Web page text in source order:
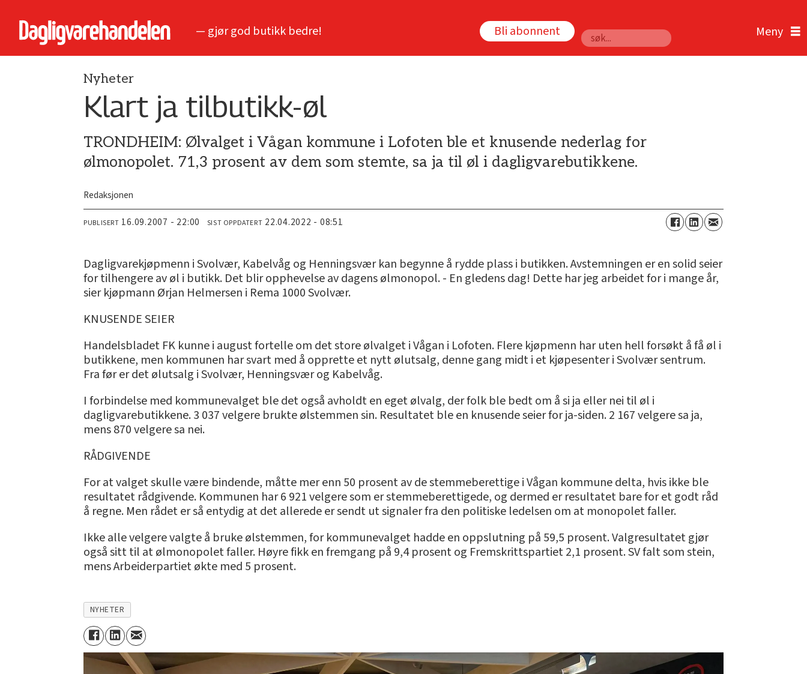
— gjør god butikk bedre! Bli abonnent
Søk
Nyheter
Klart ja tilbutikk-øl
TRONDHEIM: Ølvalget i Vågan kommune i Lofoten ble et knusende nederlag for
ølmonopolet. 71,3 prosent av dem som stemte, sa ja til øl i dagligvarebutikkene.
Redaksjonen
PUBLISERT 16.09.2007 - 22:00 SIST OPPDATERT 22.04.2022 - 08:51
Dagligvarekjøpmenn i Svolvær, Kabelvåg og Henningsvær kan begynne å rydde plass i butikken. Avstemningen er en solid seier
for tilhengere av øl i butikk. Det blir opphevelse av dagens ølmonopol. - En gledens dag! Dette har jeg arbeidet for i mange år,
sier kjøpmann Ørjan Helmersen i Rema 1000 Svolvær.
KNUSENDE SEIER
Handelsbladet FK kunne i august fortelle om det store ølvalget i Vågan i Lofoten. Flere kjøpmenn har uten hell forsøkt å få øl i
butikkene, men kommunen har svart med å opprette et nytt ølutsalg, denne gang midt i et kjøpesenter i Svolvær sentrum.
Fra før er det ølutsalg i Svolvær, Henningsvær og Kabelvåg.
I forbindelse med kommunevalget ble det også avholdt en eget ølvalg, der folk ble bedt om å si ja eller nei til øl i
dagligvarebutikkene. 3 037 velgere brukte ølstemmen sin. Resultatet ble en knusende seier for ja-siden. 2 167 velgere sa ja,
mens 870 velgere sa nei.
RÅDGIVENDE
For at valget skulle være bindende, måtte mer enn 50 prosent av de stemmeberettige i Vågan kommune delta, hvis ikke ble
resultatet rådgivende. Kommunen har 6 921 velgere som er stemmeberettigede, og dermed er resultatet bare for et godt råd
å regne. Men rådet er så entydig at det allerede er sendt ut signaler fra den politiske ledelsen om at monopolet faller.
Ikke alle velgere valgte å bruke ølstemmen, for kommunevalget hadde en oppslutning på 59,5 prosent. Valgresultatet gjør
også sitt til at ølmonopolet faller. Høyre fikk en fremgang på 9,4 prosent og Fremskrittspartiet 2,1 prosent. SV falt som stein,
mens Arbeiderpartiet økte med 5 prosent.
NYHETER